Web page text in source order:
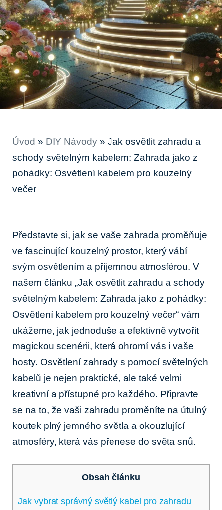
Úvod » DIY Návody » Jak osvětlit zahradu a
schody světelným kabelem: Zahrada jako z
pohádky: Osvětlení kabelem pro kouzelný
večer
Představte si, jak se vaše zahrada proměňuje
ve fascinující kouzelný prostor, který vábí
svým osvětlením a příjemnou atmosférou. V
našem článku „Jak osvětlit zahradu a schody
světelným kabelem: Zahrada jako z pohádky:
Osvětlení kabelem pro kouzelný večer“ vám
ukážeme, jak jednoduše a efektivně vytvořit
magickou scenérii, která ohromí vás i vaše
hosty. Osvětlení zahrady s pomocí světelných
kabelů je nejen praktické, ale také velmi
kreativní a přístupné pro každého. Připravte
se na to, že vaši zahradu proměníte na útulný
koutek plný jemného světla a okouzlující
atmosféry, která vás přenese do světa snů.
Obsah článku
Jak vybrat správný světlý kabel pro zahradu